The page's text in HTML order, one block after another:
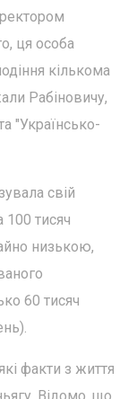
ця особа
кількома
Рабіновичу,
"Українсько-
свій
100 тисяч
низькою,
60 тисяч
факти з життя